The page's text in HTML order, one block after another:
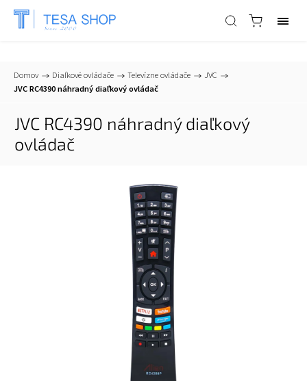
📞+421 903 553 805 info@tesa-systems.sk
Domov / Diaľkové ovládače / Televízne ovládače / JVC /
JVC RC4390 náhradný diaľkový ovládač
JVC RC4390 náhradný diaľkový
ovládač